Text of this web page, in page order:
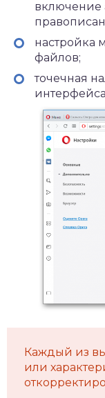
включение
настройка
файлов;
точечная
Каждый из
или